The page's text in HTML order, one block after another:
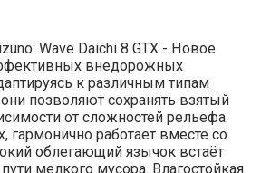
Wave Daichi 8 GTX - Новое
внедорожных
к различным типам
позволяют сохранять взятый
от сложностей рельефа.
гармонично работает вместе со
облегающий язычок встаёт
мелкого мусора. Влагостойкая